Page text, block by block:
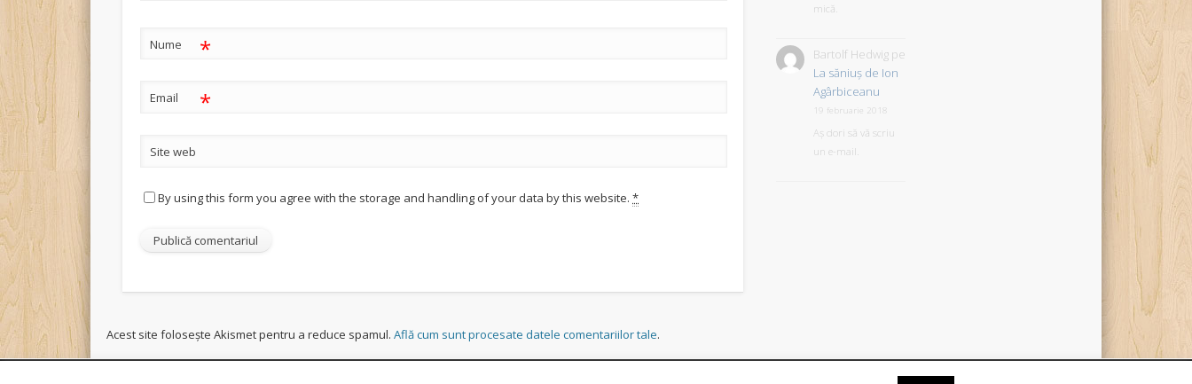
Nume *
Email *
Site web
By using this form you agree with the storage and handling of your data by this website.*
Acest site folosește Akismet pentru a reduce spamul.Află cum sunt procesate datele comentariilor tale.
mică.
Bartolf Hedwigpe
La săniuş de Ion
Agârbiceanu
19 februarie 2018
Aș dori să vă scriu
un e-mail.